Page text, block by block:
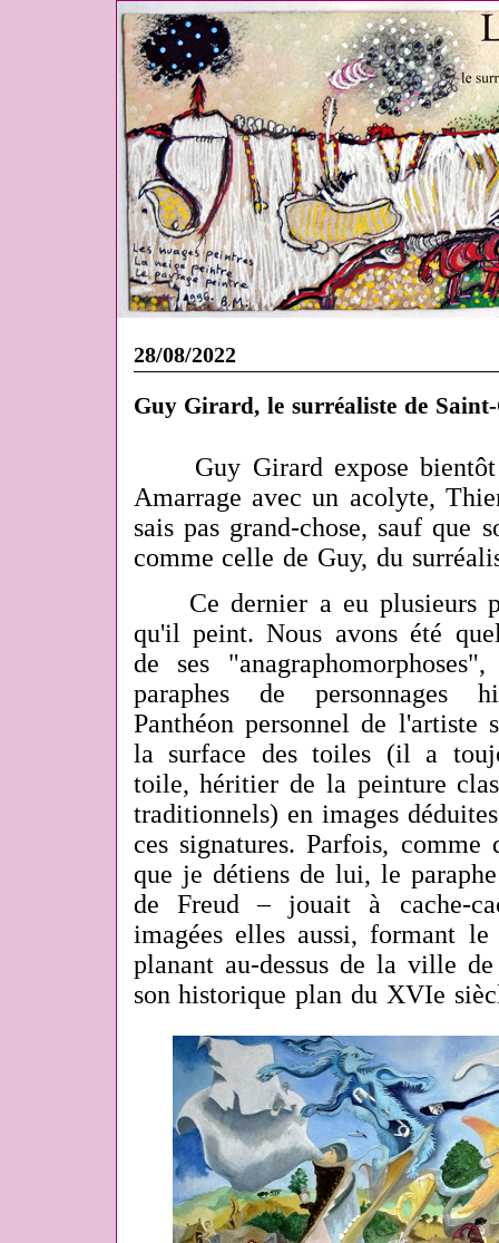
28/08/2022
Guy Girard, le surréaliste de
Guy Girard expose
Amarrage avec un acolyte,
sais pas grand-chose, sauf que
comme celle de Guy, du
Ce dernier a eu plusieurs
qu'il peint. Nous avons été
de ses
paraphes de personnages
Panthéon personnel de l'artiste
la surface des toiles (il a
toile, héritier de la peinture
traditionnels) en images
ces signatures. Parfois,
que je détiens de lui, le
de Freud – jouait à cache-
imagées elles aussi, formant
planant au-dessus de la ville
son historique plan du XVIe